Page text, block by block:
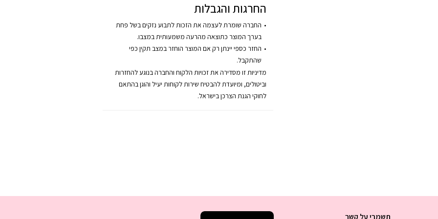
החרגות והגבלות
החברה שומרת לעצמה את הזכות לתבוע נזקים בשל פחת
בערך המוצר כתוצאה מהרעה משמעותית במצבו.
החזר כספי יינתן רק אם המוצר הוחזר במצב תקין כפי
שהתקבל.
מדיניות זו מסדירה את זכויות הלקוח והחברה בנוגע להחזרות
וביטולים, ומיועדת להבטיח שירות לקוחות יעיל והוגן בהתאם
לחוקי הגנת הצרכן בישראל.
תשמרי על קשר